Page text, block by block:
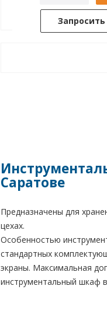
Саратове
Предназначены для
цехах.
Особенностью
стандартных
экраны. Максимальная
инструментальный шкаф